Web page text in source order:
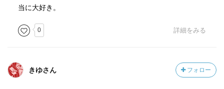
当に大好き。
0 詳細をみる
きゆさん フォロー